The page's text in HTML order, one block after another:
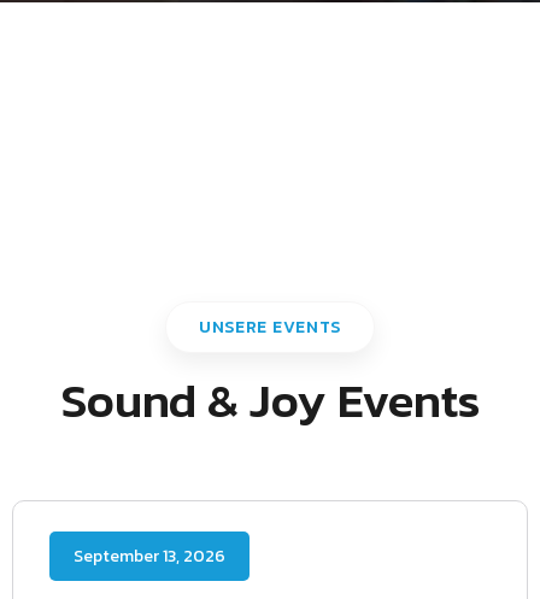
UNSERE EVENTS
Sound & Joy Events
September 13, 2026